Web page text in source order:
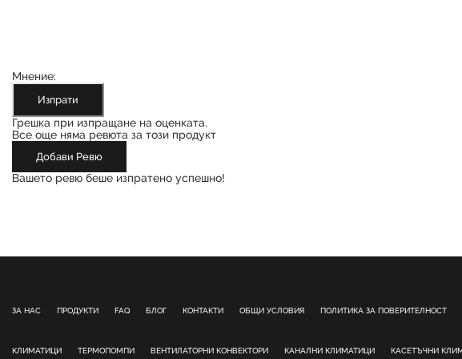
Мнение:
Изпрати
Грешка при изпращане на оценката.
Все още няма ревюта за този продукт
Добави Ревю
Вашето ревю беше изпратено успешно!
ЗА НАС ПРОДУКТИ FAQ БЛОГ КОНТАКТИ ОБЩИ УСЛОВИЯ ПОЛИТИКА ЗА ПОВЕРИТЕЛНОСТ
КЛИМАТИЦИ ТЕРМОПОМПИ ВЕНТИЛАТОРНИ КОНВЕКТОРИ КАНАЛНИ КЛИМАТИЦИ КАСЕТЪЧНИ